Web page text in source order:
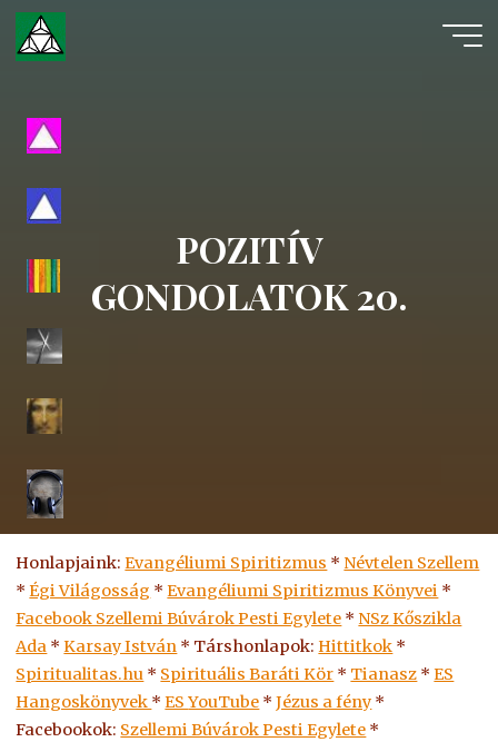
Skip
content
POZITÍV
GONDOLATOK 20.
Honlapjaink:Evangéliumi Spiritizmus * Névtelen Szellem
*Égi Világosság *Evangéliumi Spiritizmus Könyvei *
Facebook Szellemi Búvárok Pesti Egylete * NSz Kőszikla
Ada *Karsay István * Társhonlapok:Hittitkok *
Spiritualitas.hu * Spirituális Baráti Kör * Tianasz *ES
Hangoskönyvek *ESYouTube *Jézus a fény *
Facebookok: Szellemi Búvárok Pesti Egylete *